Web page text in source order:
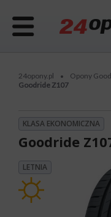
24opony.pl • Opony
Goodride Z107
KLASA EKONOMICZNA
Goodride
LETNIA